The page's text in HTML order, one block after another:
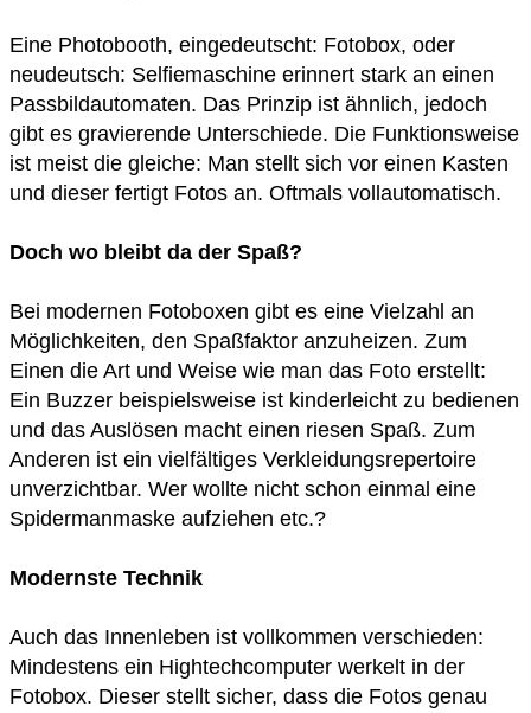
Eine Photobooth, eingedeutscht: Fotobox, oder
neudeutsch: Selfiemaschine erinnert stark an einen
Passbildautomaten. Das Prinzip ist ähnlich, jedoch
gibt es gravierende Unterschiede. Die Funktionsweise
ist meist die gleiche: Man stellt sich vor einen Kasten
und dieser fertigt Fotos an. Oftmals vollautomatisch.
Doch wo bleibt da der Spaß?
Bei modernen Fotoboxen gibt es eine Vielzahl an
Möglichkeiten, den Spaßfaktor anzuheizen. Zum
Einen die Art und Weise wie man das Foto erstellt:
Ein Buzzer beispielsweise ist kinderleicht zu bedienen
und das Auslösen macht einen riesen Spaß. Zum
Anderen ist ein vielfältiges Verkleidungsrepertoire
unverzichtbar. Wer wollte nicht schon einmal eine
Spidermanmaske aufziehen etc.?
Modernste Technik
Auch das Innenleben ist vollkommen verschieden:
Mindestens ein Hightechcomputer werkelt in der
Fotobox. Dieser stellt sicher, dass die Fotos genau